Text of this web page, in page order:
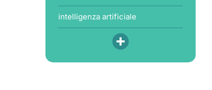
intelligenza artificiale